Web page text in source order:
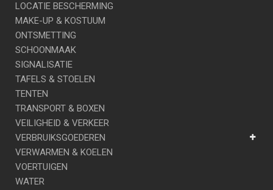
LOCATIE BESCHERMING
MAKE-UP & KOSTUUM
ONTSMETTING
SCHOONMAAK
SIGNALISATIE
TAFELS & STOELEN
TENTEN
TRANSPORT & BOXEN
VEILIGHEID & VERKEER
VERBRUIKSGOEDEREN
VERWARMEN & KOELEN
VOERTUIGEN
WATER